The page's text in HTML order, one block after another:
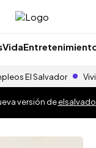
Vida
El Salvador
versión de